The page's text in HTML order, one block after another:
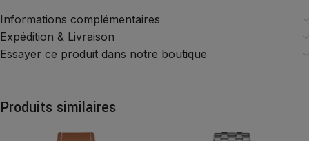
Informations complémentaires
Expédition & Livraison
Essayer ce produit dans notre boutique
Produits similaires